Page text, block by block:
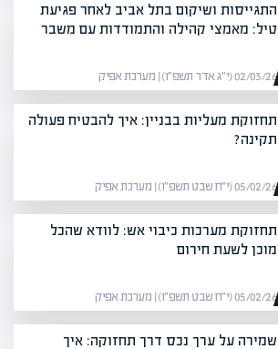
התגייסות ושיקום בתל אביב לאחר פגיעת
טיל: מאמצי קהילה והתמודדות עם משבר
02/03/26 (י״ג אדר תשפ״ו) | מערכת אפיק
תחזוקת מעליות בבניין: איך להבטיח פעולה
תקינה?
05/02/26 (י״ח שבט תשפ״ו) | מערכת אפיק
תחזוקת מערכות כיבוי אש: לוודא שהכל
מוכן לשעת חירום
05/02/26 (י״ח שבט תשפ״ו) | מערכת אפיק
שמירה על ערך נכס דרך תחזוקה: איך